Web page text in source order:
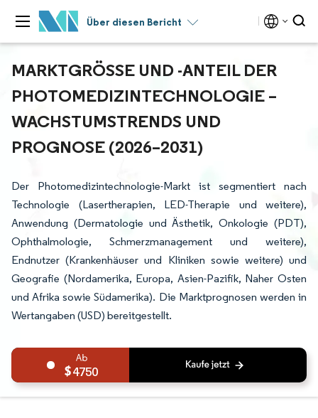
Über diesen Bericht
MARKTGRÖSSE UND -ANTEIL DER P
HOTOMEDIZINTECHNOLOGIE – W
ACHSTUMSTRENDS UND P
ROGNOSE (2026–2031)
Der Photomedizintechnologie-Markt ist segmentiert nach
Technologie (Lasertherapien, LED-Therapie und weitere),
Anwendung (Dermatologie und Ästhetik, Onkologie (PDT),
Ophthalmologie, Schmerzmanagement und weitere),
Endnutzer (Krankenhäuser und Kliniken sowie weitere) und
Geografie (Nordamerika, Europa, Asien-Pazifik, Naher Osten
und Afrika sowie Südamerika). Die Marktprognosen werden in
Wertangaben (USD) bereitgestellt.
4750